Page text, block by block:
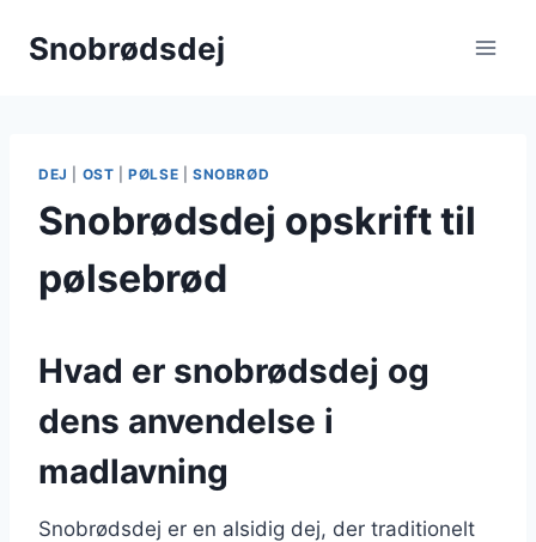
Snobrødsdej
DEJ OST |PØLSE SNOBRØD
Snobrødsdej opskrift til
pølsebrød
Hvad er snobrødsdej og
dens anvendelse i
madlavning
Snobrødsdej er en alsidig dej, der traditionelt